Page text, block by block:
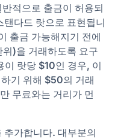
적으로 출금이 허용되
다드 랏으로 표현됩니
출금 가능해지기 전에
)을 거래하도록 요구
이 랏당 $10인 경우, 이
기 위해 $50의 거래
무료와는 거리가 먼
추가합니다. 대부분의